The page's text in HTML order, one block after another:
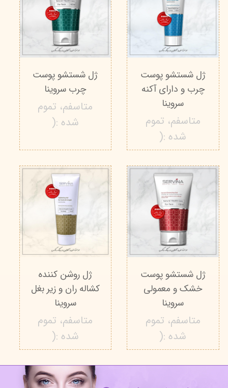
ژل شستشو پوست‌
چرب و دارای آکنه
سروینا
متاسفم، تموم
شده :(
ژل شستشو پوست‌
چرب سروینا
متاسفم، تموم
شده :(
ژل شستشو پوست‌
خشک و معمولی
سروینا
متاسفم، تموم
شده :(
ژل روشن کننده
کشاله ران و زیر بغل
سروینا
متاسفم، تموم
شده :(